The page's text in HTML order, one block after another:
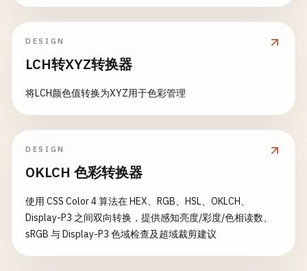
DESIGN
LCH转XYZ转换器
将LCH颜色值转换为XYZ用于色彩管理
DESIGN
OKLCH 色彩转换器
使用 CSS Color 4 算法在 HEX、RGB、HSL、OKLCH、
Display-P3 之间双向转换，提供感知亮度/彩度/色相读数、
sRGB 与 Display-P3 色域检查及超域裁剪建议